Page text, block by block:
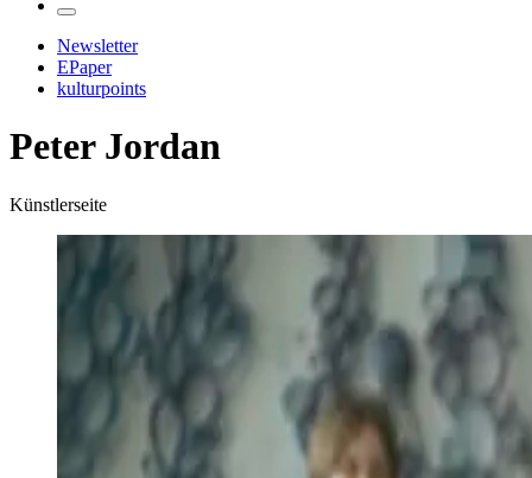
Newsletter
EPaper
kulturpoints
Peter Jordan
Künstlerseite